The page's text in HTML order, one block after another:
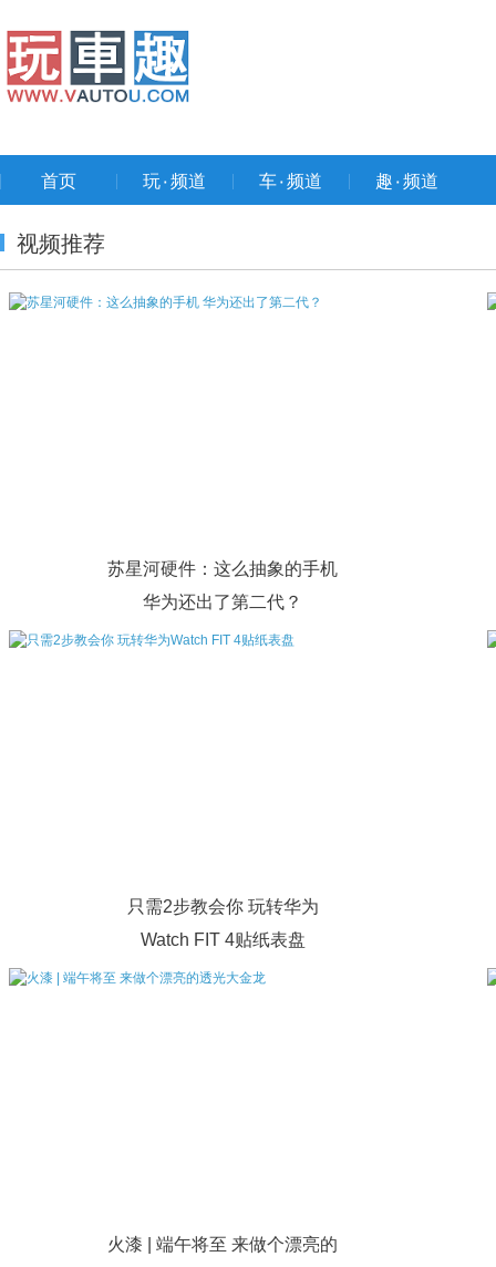
首页 玩۰频道 车۰频道 趣۰频道
视频推荐
苏星河硬件：这么抽象的手机
华为还出了第二代？
只需2步教会你 玩转华为
Watch FIT 4贴纸表盘
火漆 | 端午将至 来做个漂亮的